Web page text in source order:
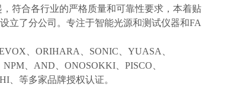
符合各行业的严格质量和可靠性要求，本着贴
立了分公司。专注于智能光源和测试仪器和FA
、ORIHARA、SONIC、YUASA、
、AND、ONOSOKKI、PISCO、
、等多家品牌授权认证。